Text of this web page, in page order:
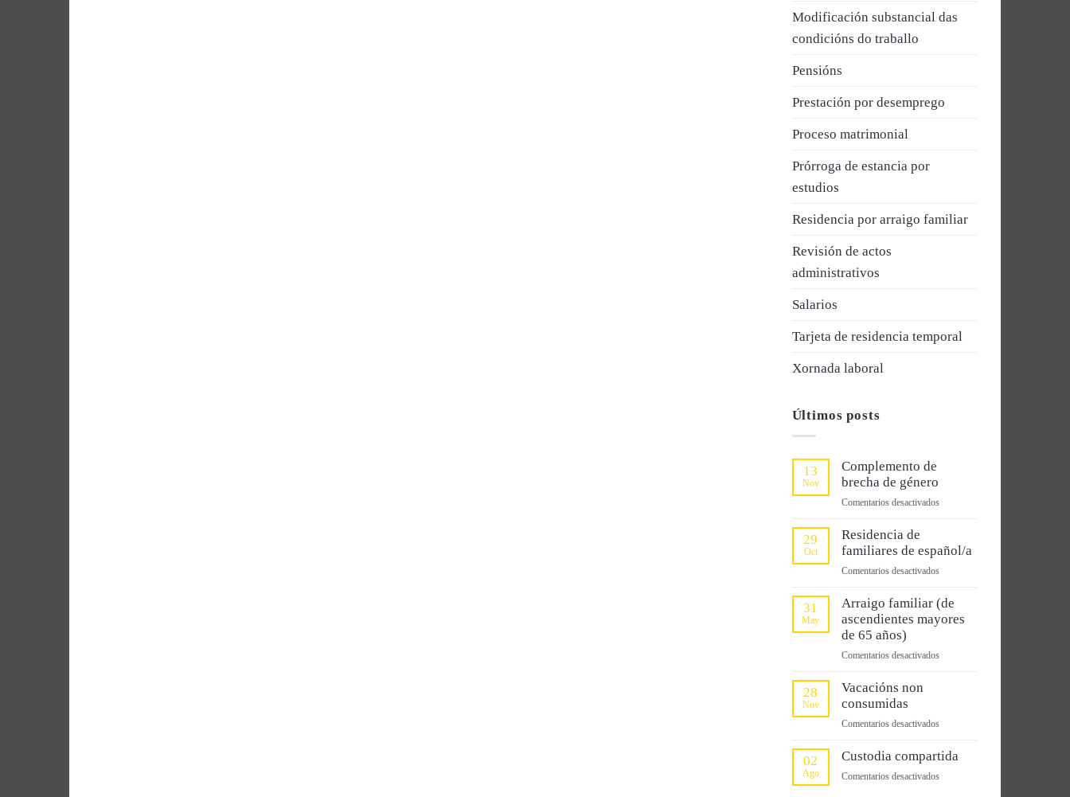
Modificación substancial das
condicións do traballo
Pensións
Prestación por desemprego
Proceso matrimonial
Prórroga de estancia por
estudios
Residencia por arraigo familiar
Revisión de actos
administrativos
Salarios
Tarjeta de residencia temporal
Xornada laboral
Últimos posts
13
Nov
Complemento de
brecha de género
Comentarios desactivadosen
brecha
género
29
Oct
Residencia de
familiares de español/a
Comentarios desactivadosen
de
familiares
31
May
Arraigo familiar (de
ascendientes mayores
de 65 años)
Comentarios desactivadosen
mayores
65
años)
28
Nov
Vacacións non
consumidas
Comentarios desactivadosen
non
02
Ago
Custodia compartida
Comentarios desactivadosen